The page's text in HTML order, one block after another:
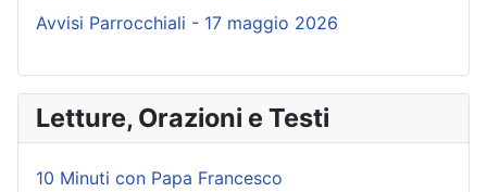
Avvisi Parrocchiali - 17 maggio 2026
Letture, Orazioni e Testi
10 Minuti con Papa Francesco